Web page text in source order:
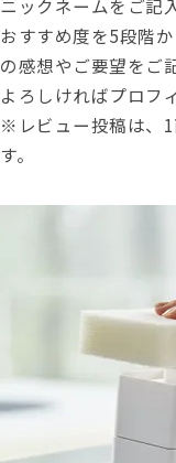
ニックネームをご記
おすすめ度を5段階
の感想やご要望をご
よろしければプロフ
※レビュー投稿は、
す。